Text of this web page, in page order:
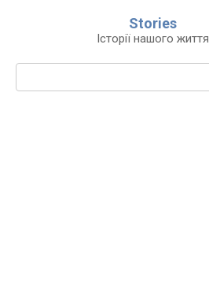
Stories
Історії нашого життя
Пошук: